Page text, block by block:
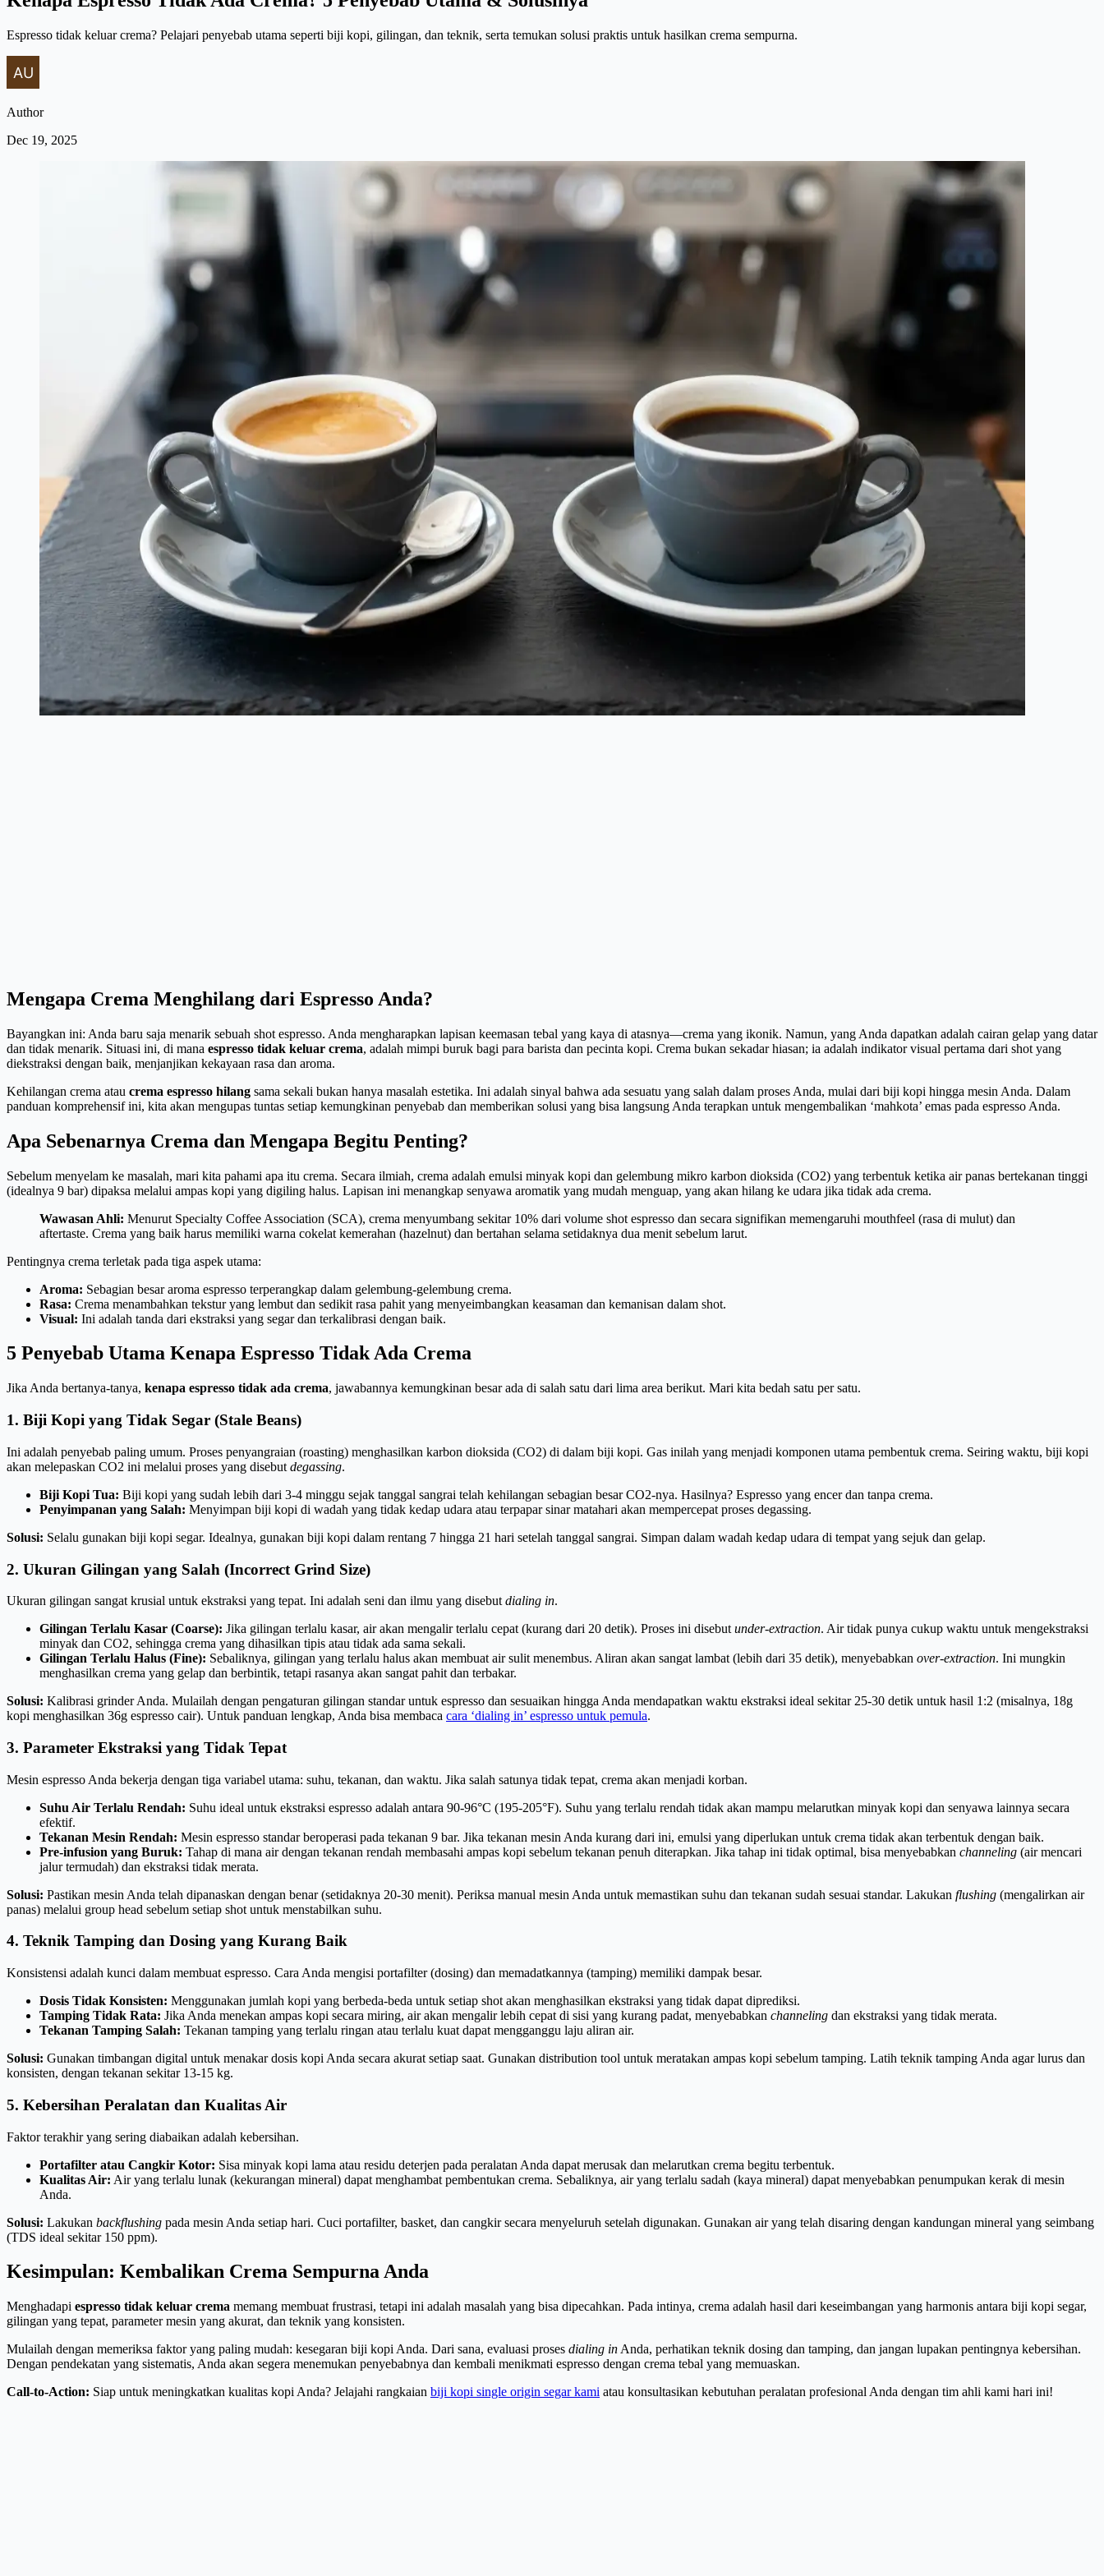
Espresso tidak keluar crema? Pelajari penyebab utama seperti biji kopi, gilingan, dan teknik, serta temukan solusi praktis untuk hasilkan crema sempurna.
Author
Dec 19, 2025
Mengapa Crema Menghilang dari Espresso Anda?
Bayangkan ini: Anda baru saja menarik sebuah shot espresso. Anda mengharapkan lapisan keemasan tebal yang kaya di atasnya—crema yang ikonik. Namun, yang Anda dapatkan adalah cairan gelap yang datar
dan tidak menarik. Situasi ini, di mana espresso tidak keluar crema, adalah mimpi buruk bagi para barista dan pecinta kopi. Crema bukan sekadar hiasan; ia adalah indikator visual pertama dari shot yang
diekstraksi dengan baik, menjanjikan kekayaan rasa dan aroma.
Kehilangan crema atau crema espresso hilang sama sekali bukan hanya masalah estetika. Ini adalah sinyal bahwa ada sesuatu yang salah dalam proses Anda, mulai dari biji kopi hingga mesin Anda. Dalam
panduan komprehensif ini, kita akan mengupas tuntas setiap kemungkinan penyebab dan memberikan solusi yang bisa langsung Anda terapkan untuk mengembalikan ‘mahkota’ emas pada espresso Anda.
Apa Sebenarnya Crema dan Mengapa Begitu Penting?
Sebelum menyelam ke masalah, mari kita pahami apa itu crema. Secara ilmiah, crema adalah emulsi minyak kopi dan gelembung mikro karbon dioksida (CO2) yang terbentuk ketika air panas bertekanan tinggi
(idealnya 9 bar) dipaksa melalui ampas kopi yang digiling halus. Lapisan ini menangkap senyawa aromatik yang mudah menguap, yang akan hilang ke udara jika tidak ada crema.
Wawasan Ahli: Menurut Specialty Coffee Association (SCA), crema menyumbang sekitar 10% dari volume shot espresso dan secara signifikan memengaruhi mouthfeel (rasa di mulut) dan
aftertaste. Crema yang baik harus memiliki warna cokelat kemerahan (hazelnut) dan bertahan selama setidaknya dua menit sebelum larut.
Pentingnya crema terletak pada tiga aspek utama:
Aroma: Sebagian besar aroma espresso terperangkap dalam gelembung-gelembung crema.
Rasa: Crema menambahkan tekstur yang lembut dan sedikit rasa pahit yang menyeimbangkan keasaman dan kemanisan dalam shot.
Visual: Ini adalah tanda dari ekstraksi yang segar dan terkalibrasi dengan baik.
5 Penyebab Utama Kenapa Espresso Tidak Ada Crema
Jika Anda bertanya-tanya, kenapa espresso tidak ada crema, jawabannya kemungkinan besar ada di salah satu dari lima area berikut. Mari kita bedah satu per satu.
1. Biji Kopi yang Tidak Segar (Stale Beans)
Ini adalah penyebab paling umum. Proses penyangraian (roasting) menghasilkan karbon dioksida (CO2) di dalam biji kopi. Gas inilah yang menjadi komponen utama pembentuk crema. Seiring waktu, biji kopi
akan melepaskan CO2 ini melalui proses yang disebut degassing.
Biji Kopi Tua: Biji kopi yang sudah lebih dari 3-4 minggu sejak tanggal sangrai telah kehilangan sebagian besar CO2-nya. Hasilnya? Espresso yang encer dan tanpa crema.
Penyimpanan yang Salah: Menyimpan biji kopi di wadah yang tidak kedap udara atau terpapar sinar matahari akan mempercepat proses degassing.
Solusi: Selalu gunakan biji kopi segar. Idealnya, gunakan biji kopi dalam rentang 7 hingga 21 hari setelah tanggal sangrai. Simpan dalam wadah kedap udara di tempat yang sejuk dan gelap.
2. Ukuran Gilingan yang Salah (Incorrect Grind Size)
Ukuran gilingan sangat krusial untuk ekstraksi yang tepat. Ini adalah seni dan ilmu yang disebut dialing in.
Gilingan Terlalu Kasar (Coarse): Jika gilingan terlalu kasar, air akan mengalir terlalu cepat (kurang dari 20 detik). Proses ini disebut under-extraction. Air tidak punya cukup waktu untuk mengekstraksi
minyak dan CO2, sehingga crema yang dihasilkan tipis atau tidak ada sama sekali.
Gilingan Terlalu Halus (Fine): Sebaliknya, gilingan yang terlalu halus akan membuat air sulit menembus. Aliran akan sangat lambat (lebih dari 35 detik), menyebabkan over-extraction. Ini mungkin
menghasilkan crema yang gelap dan berbintik, tetapi rasanya akan sangat pahit dan terbakar.
Solusi: Kalibrasi grinder Anda. Mulailah dengan pengaturan gilingan standar untuk espresso dan sesuaikan hingga Anda mendapatkan waktu ekstraksi ideal sekitar 25-30 detik untuk hasil 1:2 (misalnya, 18g
kopi menghasilkan 36g espresso cair). Untuk panduan lengkap, Anda bisa membaca cara ‘dialing in’ espresso untuk pemula.
3. Parameter Ekstraksi yang Tidak Tepat
Mesin espresso Anda bekerja dengan tiga variabel utama: suhu, tekanan, dan waktu. Jika salah satunya tidak tepat, crema akan menjadi korban.
Suhu Air Terlalu Rendah: Suhu ideal untuk ekstraksi espresso adalah antara 90-96°C (195-205°F). Suhu yang terlalu rendah tidak akan mampu melarutkan minyak kopi dan senyawa lainnya secara
efektif.
Tekanan Mesin Rendah: Mesin espresso standar beroperasi pada tekanan 9 bar. Jika tekanan mesin Anda kurang dari ini, emulsi yang diperlukan untuk crema tidak akan terbentuk dengan baik.
Pre-infusion yang Buruk: Tahap di mana air dengan tekanan rendah membasahi ampas kopi sebelum tekanan penuh diterapkan. Jika tahap ini tidak optimal, bisa menyebabkan channeling (air mencari
jalur termudah) dan ekstraksi tidak merata.
Solusi: Pastikan mesin Anda telah dipanaskan dengan benar (setidaknya 20-30 menit). Periksa manual mesin Anda untuk memastikan suhu dan tekanan sudah sesuai standar. Lakukan flushing (mengalirkan air
panas) melalui group head sebelum setiap shot untuk menstabilkan suhu.
4. Teknik Tamping dan Dosing yang Kurang Baik
Konsistensi adalah kunci dalam membuat espresso. Cara Anda mengisi portafilter (dosing) dan memadatkannya (tamping) memiliki dampak besar.
Dosis Tidak Konsisten: Menggunakan jumlah kopi yang berbeda-beda untuk setiap shot akan menghasilkan ekstraksi yang tidak dapat diprediksi.
Tamping Tidak Rata: Jika Anda menekan ampas kopi secara miring, air akan mengalir lebih cepat di sisi yang kurang padat, menyebabkan channeling dan ekstraksi yang tidak merata.
Tekanan Tamping Salah: Tekanan tamping yang terlalu ringan atau terlalu kuat dapat mengganggu laju aliran air.
Solusi: Gunakan timbangan digital untuk menakar dosis kopi Anda secara akurat setiap saat. Gunakan distribution tool untuk meratakan ampas kopi sebelum tamping. Latih teknik tamping Anda agar lurus dan
konsisten, dengan tekanan sekitar 13-15 kg.
5. Kebersihan Peralatan dan Kualitas Air
Faktor terakhir yang sering diabaikan adalah kebersihan.
Portafilter atau Cangkir Kotor: Sisa minyak kopi lama atau residu deterjen pada peralatan Anda dapat merusak dan melarutkan crema begitu terbentuk.
Kualitas Air: Air yang terlalu lunak (kekurangan mineral) dapat menghambat pembentukan crema. Sebaliknya, air yang terlalu sadah (kaya mineral) dapat menyebabkan penumpukan kerak di mesin
Anda.
Solusi: Lakukan backflushing pada mesin Anda setiap hari. Cuci portafilter, basket, dan cangkir secara menyeluruh setelah digunakan. Gunakan air yang telah disaring dengan kandungan mineral yang seimbang
(TDS ideal sekitar 150 ppm).
Kesimpulan: Kembalikan Crema Sempurna Anda
Menghadapi espresso tidak keluar crema memang membuat frustrasi, tetapi ini adalah masalah yang bisa dipecahkan. Pada intinya, crema adalah hasil dari keseimbangan yang harmonis antara biji kopi segar,
gilingan yang tepat, parameter mesin yang akurat, dan teknik yang konsisten.
Mulailah dengan memeriksa faktor yang paling mudah: kesegaran biji kopi Anda. Dari sana, evaluasi proses dialing in Anda, perhatikan teknik dosing dan tamping, dan jangan lupakan pentingnya kebersihan.
Dengan pendekatan yang sistematis, Anda akan segera menemukan penyebabnya dan kembali menikmati espresso dengan crema tebal yang memuaskan.
Call-to-Action: Siap untuk meningkatkan kualitas kopi Anda? Jelajahi rangkaian biji kopi single origin segar kami atau konsultasikan kebutuhan peralatan profesional Anda dengan tim ahli kami hari ini!